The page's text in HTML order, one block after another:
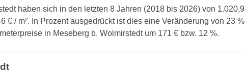
haben sich in den letzten 8 Jahren (2018 bis 2026) von
€ / m². In Prozent ausgedrückt ist dies eine Veränderung von 23
in Meseberg b. Wolmirstedt um 171 € bzw. 12 %.